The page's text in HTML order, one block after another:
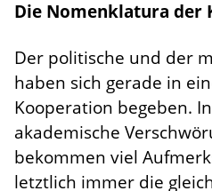
Die Nomenklatura der
Der politische und der
haben sich gerade in
Kooperation begeben.
akademische
bekommen viel
letztlich immer die